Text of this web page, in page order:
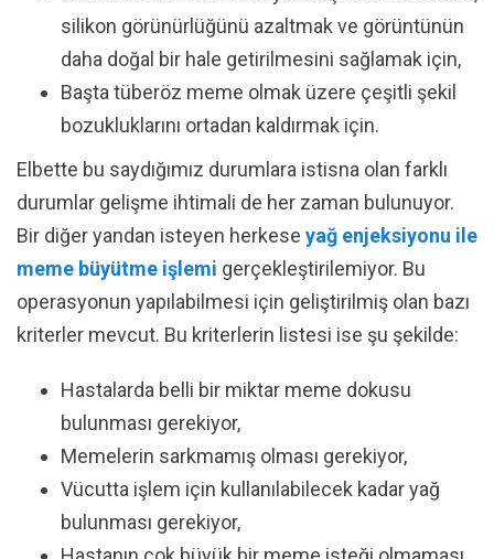
silikon görünürlüğünü azaltmak ve görüntünün
daha doğal bir hale getirilmesini sağlamak için,
Başta tüberöz meme olmak üzere çeşitli şekil
bozukluklarını ortadan kaldırmak için.
Elbette bu saydığımız durumlara istisna olan farklı
durumlar gelişme ihtimali de her zaman bulunuyor.
Bir diğer yandan isteyen herkese yağ enjeksiyonu ile
meme büyütme işlemi gerçekleştirilemiyor. Bu
operasyonun yapılabilmesi için geliştirilmiş olan bazı
kriterler mevcut. Bu kriterlerin listesi ise şu şekilde:
Hastalarda belli bir miktar meme dokusu
bulunması gerekiyor,
Memelerin sarkmamış olması gerekiyor,
Vücutta işlem için kullanılabilecek kadar yağ
bulunması gerekiyor,